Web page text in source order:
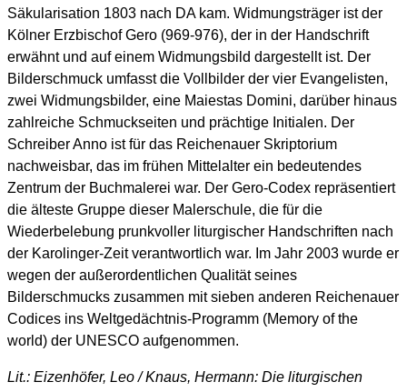
Säkularisation 1803 nach DA kam. Widmungsträger ist der
Kölner Erzbischof Gero (969-976), der in der Handschrift
erwähnt und auf einem Widmungsbild dargestellt ist. Der
Bilderschmuck umfasst die Vollbilder der vier Evangelisten,
zwei Widmungsbilder, eine Maiestas Domini, darüber hinaus
zahlreiche Schmuckseiten und prächtige Initialen. Der
Schreiber Anno ist für das Reichenauer Skriptorium
nachweisbar, das im frühen Mittelalter ein bedeutendes
Zentrum der Buchmalerei war. Der Gero-Codex repräsentiert
die älteste Gruppe dieser Malerschule, die für die
Wiederbelebung prunkvoller liturgischer Handschriften nach
der Karolinger-Zeit verantwortlich war. Im Jahr 2003 wurde er
wegen der außerordentlichen Qualität seines
Bilderschmucks zusammen mit sieben anderen Reichenauer
Codices ins Weltgedächtnis-Programm (Memory of the
world) der UNESCO aufgenommen.
Lit.: Eizenhöfer, Leo / Knaus, Hermann: Die liturgischen